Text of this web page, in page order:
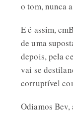
o tom, nunca
E é assim,
de uma
depois, pela
vai se
corruptível
Odiamos